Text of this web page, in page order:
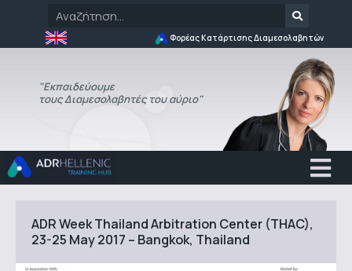
Φορέας Κατάρτισης Διαμεσολαβητών
"Εκπαιδεύουμε
τους Διαμεσολαβητές του αύριο"
ADR Week Thailand Arbitration Center (THAC),
23-25 May 2017 – Bangkok, Thailand